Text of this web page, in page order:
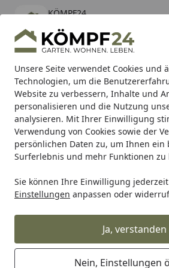
Unsere Seite verwendet Cookies und
Technologien, um die
Website zu verbessern, Inhalte und
personalisieren und die Nutzung
analysieren. Mit Ihrer Einwilligung
Verwendung von Cookies sowie der
persönlichen Daten zu, um Ihnen ein
Surferlebnis und mehr Funktionen zu
Sie können Ihre Einwilligung
Einstellungen anpassen oder
Ja, verstanden
Nein, Einstellungen
KÖMPF24
kostenlos - Im App Store
Alle Produkte
Mein Konto
Suchen
Karibu Pools inkl. gratis
Starterset (Gesamtwert
Startseite
Grill Weber Igniter Snap-Fit
Weber Igniter Snap-